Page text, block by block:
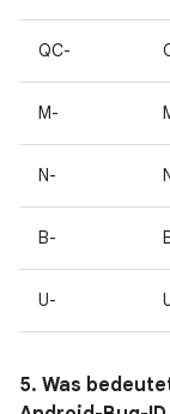
QC-
M-
N-
B-
U-
5. Was